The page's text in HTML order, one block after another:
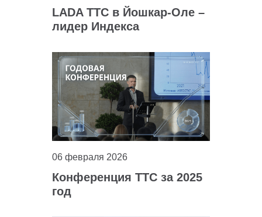
LADA ТТС в Йошкар-Оле –
лидер Индекса
итогам 2025 года
06 февраля 2026
Конференция ТТС за 2025
год